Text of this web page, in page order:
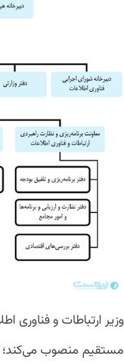
مستقیم منصوب می‌کند؛